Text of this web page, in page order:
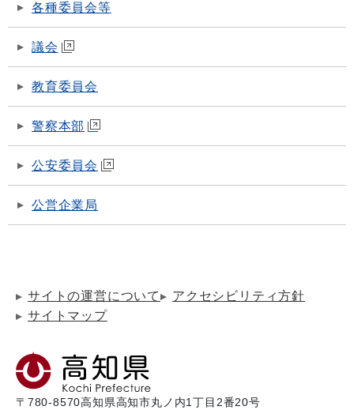
各種委員会等
議会
教育委員会
警察本部
公安委員会
公営企業局
サイトの運営について
アクセシビリティ方針
サイトマップ
〒780-8570高知県高知市丸ノ内1丁目2番20号